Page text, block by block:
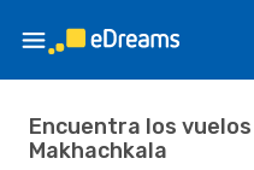
Encuentra los
Makhachkala